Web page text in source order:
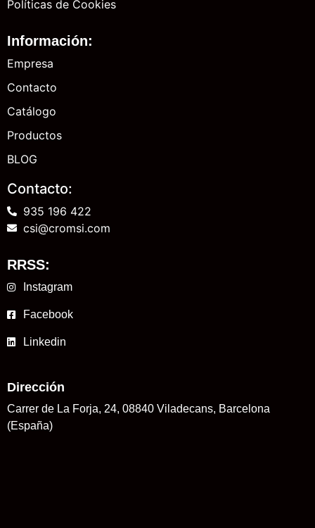
Políticas de Cookies
Información:
Empresa
Contacto
Catálogo
Productos
BLOG
Contacto:
935 196 422
csi@cromsi.com
RRSS:
Instagram
Facebook
Linkedin
Dirección
Carrer de La Forja, 24, 08840 Viladecans, Barcelona
(España)